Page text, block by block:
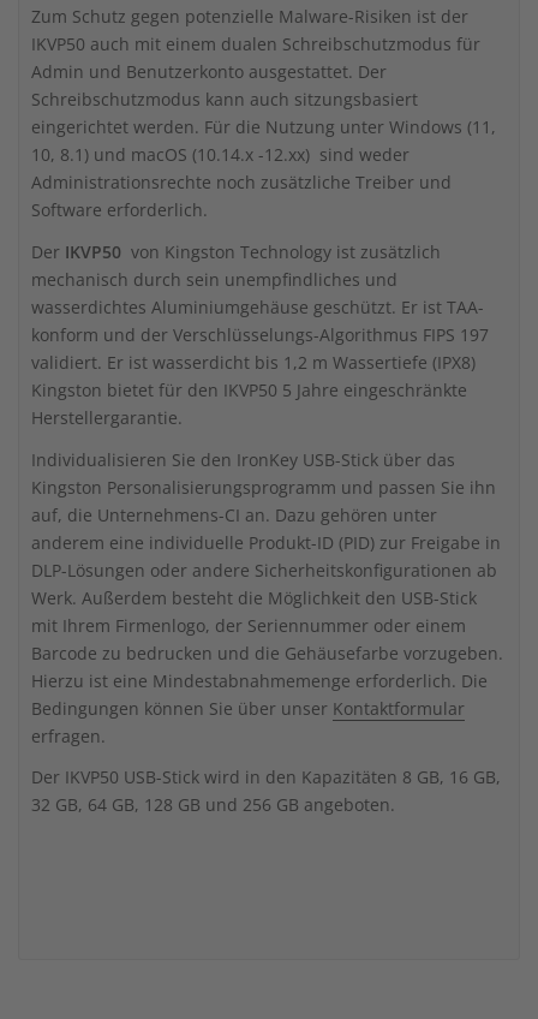
Zum Schutz gegen potenzielle Malware-Risiken ist der
IKVP50 auch mit einem dualen Schreibschutzmodus für
Admin und Benutzerkonto ausgestattet. Der
Schreibschutzmodus kann auch sitzungsbasiert
eingerichtet werden. Für die Nutzung unter Windows (11,
10, 8.1) und macOS (10.14.x -12.xx) sind weder
Administrationsrechte noch zusätzliche Treiber und
Software erforderlich.
Der IKVP50 von Kingston Technology ist zusätzlich
mechanisch durch sein unempfindliches und
wasserdichtes Aluminiumgehäuse geschützt. Er ist TAA-
konform und der Verschlüsselungs-Algorithmus FIPS 197
validiert. Er ist wasserdicht bis 1,2 m Wassertiefe (IPX8)
Kingston bietet für den IKVP50 5 Jahre eingeschränkte
Herstellergarantie.
Individualisieren Sie den IronKey USB-Stick über das
Kingston Personalisierungsprogramm und passen Sie ihn
auf, die Unternehmens-CI an. Dazu gehören unter
anderem eine individuelle Produkt-ID (PID) zur Freigabe in
DLP-Lösungen oder andere Sicherheitskonfigurationen ab
Werk. Außerdem besteht die Möglichkeit den USB-Stick
mit Ihrem Firmenlogo, der Seriennummer oder einem
Barcode zu bedrucken und die Gehäusefarbe vorzugeben.
Hierzu ist eine Mindestabnahmemenge erforderlich. Die
Bedingungen können Sie über unser Kontaktformular
erfragen.
Der IKVP50 USB-Stick wird in den Kapazitäten 8 GB, 16 GB,
32 GB, 64 GB, 128 GB und 256 GB angeboten.